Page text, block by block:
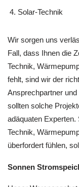
Solar-Technik
Wir sorgen uns
Fall, dass Ihnen die
Technik,
fehlt, sind wir der
Ansprechpartner
sollten solche
adäquaten
Technik,
überfordert fühlen,
Sonnen